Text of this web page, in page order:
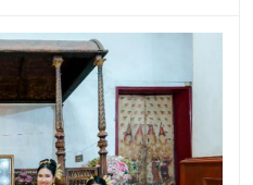
ะเขี้ยวแก้ว” พระจุฬามณีเจดีย์องค์นี้
ราม ที่ชาวบ้านในละแวกนี้ให้ความ
บจนมาถึงยุคปัจ